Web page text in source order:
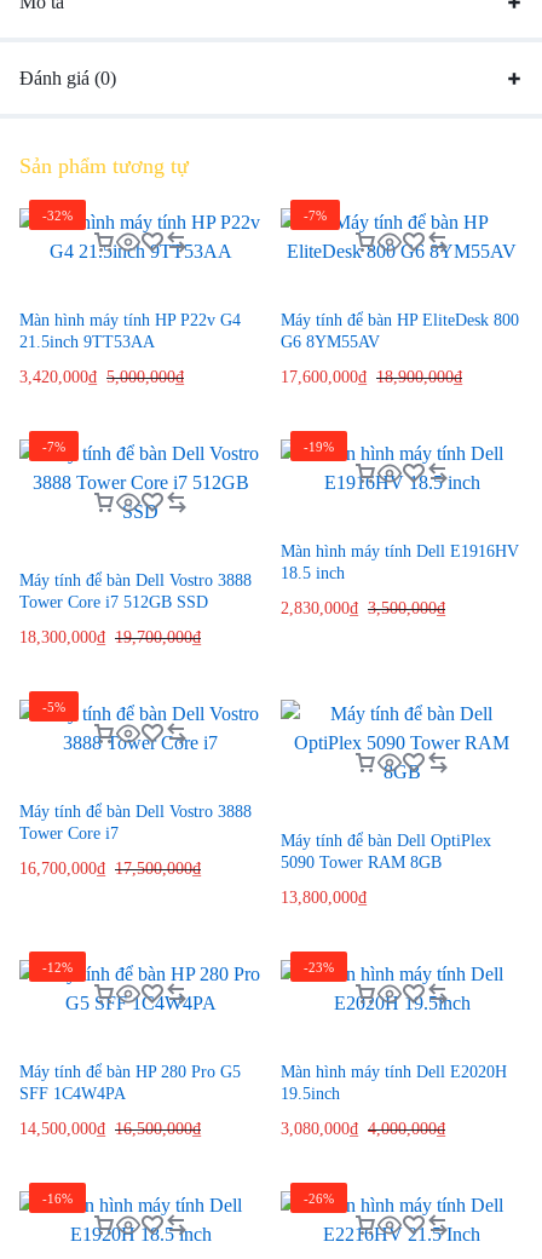
Đánh giá (0)
Sản phẩm tương tự
-32%
Màn hình máy tính HP P22v G4
21.5inch 9TT53AA
3,420,000₫ 5,000,000₫
-7%
Máy tính để bàn HP EliteDesk 800
G6 8YM55AV
17,600,000₫ 18,900,000₫
-7%
Máy tính để bàn Dell Vostro 3888
Tower Core i7 512GB SSD
18,300,000₫ 19,700,000₫
-19%
Màn hình máy tính Dell E1916HV
18.5 inch
2,830,000₫ 3,500,000₫
-5%
Máy tính để bàn Dell Vostro 3888
Tower Core i7
16,700,000₫ 17,500,000₫
Máy tính để bàn Dell OptiPlex
5090 Tower RAM 8GB
13,800,000₫
-12%
Máy tính để bàn HP 280 Pro G5
SFF 1C4W4PA
14,500,000₫ 16,500,000₫
-23%
Màn hình máy tính Dell E2020H
19.5inch
3,080,000₫ 4,000,000₫
-16% -26%